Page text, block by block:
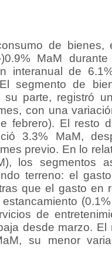
de bienes,
MaM
interanual de
segmento de
parte, registró
con una
febrero). El resto
3.3% MaM,
previo. En lo
los segmentos
terreno: el
que el gasto en
de
desde marzo. El
su menor